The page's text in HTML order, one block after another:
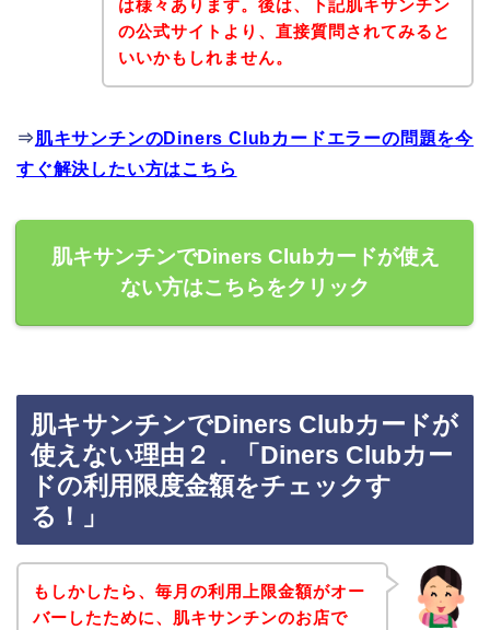
は様々あります。後は、下記肌キサンチン
の公式サイトより、直接質問されてみると
いいかもしれません。
⇒肌キサンチンのDiners Clubカードエラーの問題を今
すぐ解決したい方はこちら
肌キサンチンでDiners Clubカードが使え
ない方はこちらをクリック
肌キサンチンでDiners Clubカードが
使えない理由２．「Diners Clubカー
ドの利用限度金額をチェックす
る！」
もしかしたら、毎月の利用上限金額がオー
バーしたために、肌キサンチンのお店で